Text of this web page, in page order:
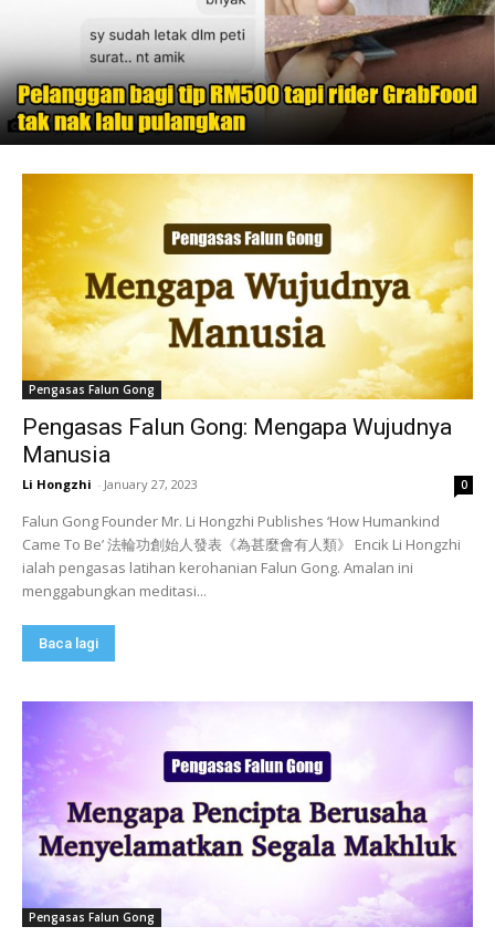
Pengasas Falun Gong
Pengasas Falun Gong: Mengapa Wujudnya
Manusia
Li Hongzhi - January 27, 2023 0
Falun Gong Founder Mr. Li Hongzhi Publishes ‘How Humankind
Came To Be’ 法輪功創始人發表《為甚麼會有人類》 Encik Li Hongzhi
ialah pengasas latihan kerohanian Falun Gong. Amalan ini
menggabungkan meditasi...
Baca lagi
Pengasas Falun Gong